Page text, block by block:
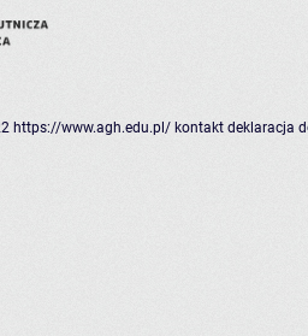
https://www.agh.edu.pl/ kontakt deklaracja